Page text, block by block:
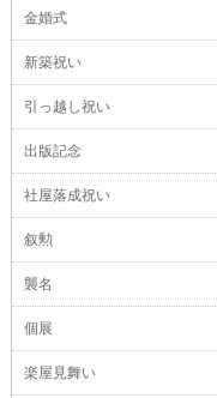
金婚式
新築祝い
引っ越し祝い
出版記念
社屋落成祝い
叙勲
襲名
個展
楽屋見舞い